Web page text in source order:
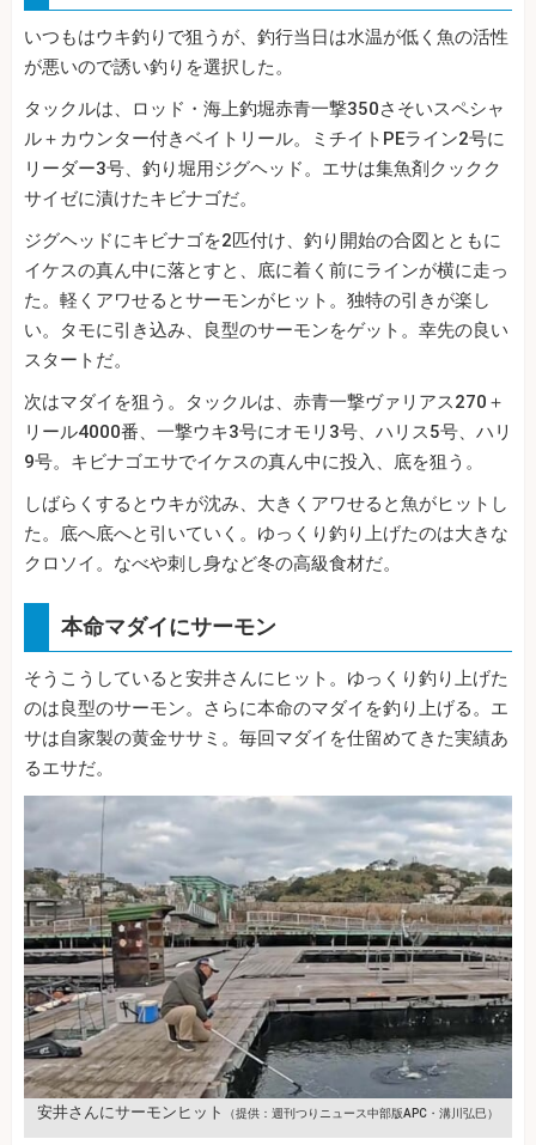
いつもはウキ釣りで狙うが、釣行当日は水温が低く魚の活性
が悪いので誘い釣りを選択した。
タックルは、ロッド・海上釣堀赤青一撃350さそいスペシャ
ル＋カウンター付きベイトリール。ミチイトPEライン2号に
リーダー3号、釣り堀用ジグヘッド。エサは集魚剤クックク
サイゼに漬けたキビナゴだ。
ジグヘッドにキビナゴを2匹付け、釣り開始の合図とともに
イケスの真ん中に落とすと、底に着く前にラインが横に走っ
た。軽くアワせるとサーモンがヒット。独特の引きが楽し
い。タモに引き込み、良型のサーモンをゲット。幸先の良い
スタートだ。
次はマダイを狙う。タックルは、赤青一撃ヴァリアス270＋
リール4000番、一撃ウキ3号にオモリ3号、ハリス5号、ハリ
9号。キビナゴエサでイケスの真ん中に投入、底を狙う。
しばらくするとウキが沈み、大きくアワせると魚がヒットし
た。底へ底へと引いていく。ゆっくり釣り上げたのは大きな
クロソイ。なべや刺し身など冬の高級食材だ。
本命マダイにサーモン
そうこうしていると安井さんにヒット。ゆっくり釣り上げた
のは良型のサーモン。さらに本命のマダイを釣り上げる。エ
サは自家製の黄金ササミ。毎回マダイを仕留めてきた実績あ
るエサだ。
安井さんにサーモンヒット （提供：週刊つりニュース中部版APC・溝川弘巳）